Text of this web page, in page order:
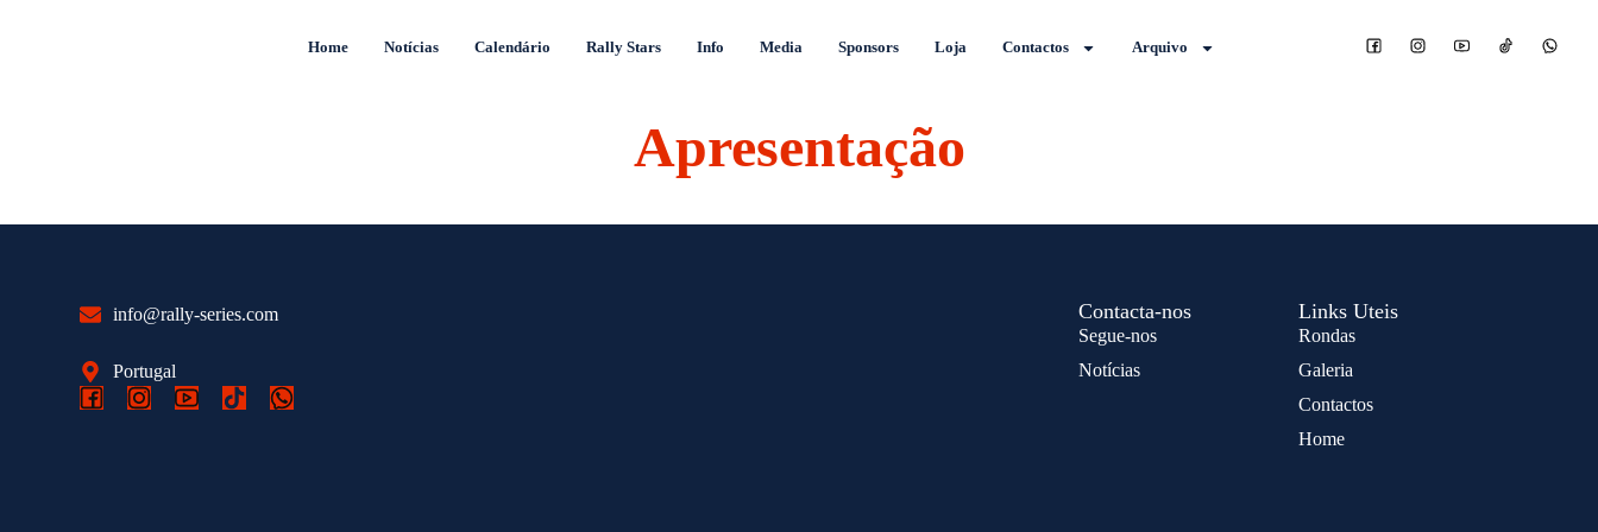
Home Notícias Calendário Rally Stars Info Media Sponsors Loja Contactos Arquivo
Apresentação
info@rally-series.com
Portugal
Contacta-nos
Segue-nos
Notícias
Links Uteis
Rondas
Galeria
Contactos
Home